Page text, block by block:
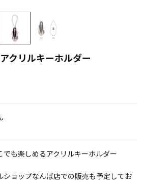
クリルキーホルダー
でも楽しめるアクリルキーホルダー
ョップなんば店での販売も予定してお